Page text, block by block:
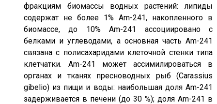
фракциям биомассы водных растений: липиды
содержат не более 1% Am-241, накопленного в
биомассе, до 10% Am-241 ассоциировано с
белками и углеводами, а основная часть Am-241
связана с полисахаридами клеточной стенки типа
клетчатки. Am-241 может ассимилироваться в
органах и тканях пресноводных рыб (Carassius
gibelio) из пищи и воды: наибольшая доля Am-241
задерживается в печени (до 30 %); доля Am-241 в